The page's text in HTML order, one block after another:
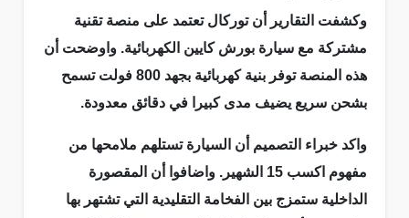
وكشفت التقارير أن توركال تعتمد على منصة تقنية
مشتركة مع سيارة بورش كايين الكهربائية. واوضحت أن
هذه المنصة توفر بنية كهربائية بجهد 800 فولت تسمح
بشحن سريع يضيف مدى كبيرا في دقائق معدودة.
واكد خبراء التصميم أن السيارة تستلهم ملامحها من
مفهوم اكسب 15 الشهير. واضافوا أن المقصورة
الداخلية ستمزج بين الفخامة التقليدية التي تشتهر بها